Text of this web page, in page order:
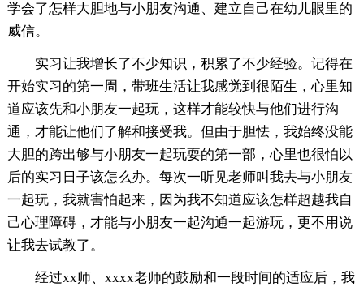
学会了怎样大胆地与小朋友沟通、建立自己在幼儿眼里的
威信。
实习让我增长了不少知识，积累了不少经验。记得在
开始实习的第一周，带班生活让我感觉到很陌生，心里知
道应该先和小朋友一起玩，这样才能较快与他们进行沟
通，才能让他们了解和接受我。但由于胆怯，我始终没能
大胆的跨出够与小朋友一起玩耍的第一部，心里也很怕以
后的实习日子该怎么办。每次一听见老师叫我去与小朋友
一起玩，我就害怕起来，因为我不知道应该怎样超越我自
己心理障碍，才能与小朋友一起沟通一起游玩，更不用说
让我去试教了。
经过xx师、xxxx老师的鼓励和一段时间的适应后，我